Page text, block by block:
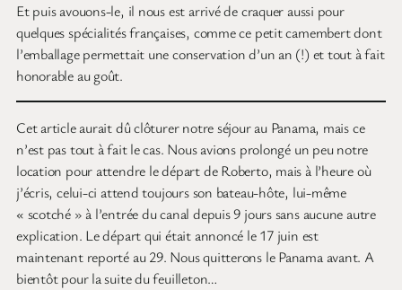
Et puis avouons-le, il nous est arrivé de craquer aussi pour
quelques spécialités françaises, comme ce petit camembert dont
l’emballage permettait une conservation d’un an (!) et tout à fait
honorable au goût.
Cet article aurait dû clôturer notre séjour au Panama, mais ce
n’est pas tout à fait le cas. Nous avions prolongé un peu notre
location pour attendre le départ de Roberto, mais à l’heure où
j’écris, celui-ci attend toujours son bateau-hôte, lui-même
« scotché » à l’entrée du canal depuis 9 jours sans aucune autre
explication. Le départ qui était annoncé le 17 juin est
maintenant reporté au 29. Nous quitterons le Panama avant. A
bientôt pour la suite du feuilleton…